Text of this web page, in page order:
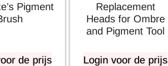
Pigment
de prijs
Replacement
Heads for Ombre
and Pigment Tool
Login voor de prijs